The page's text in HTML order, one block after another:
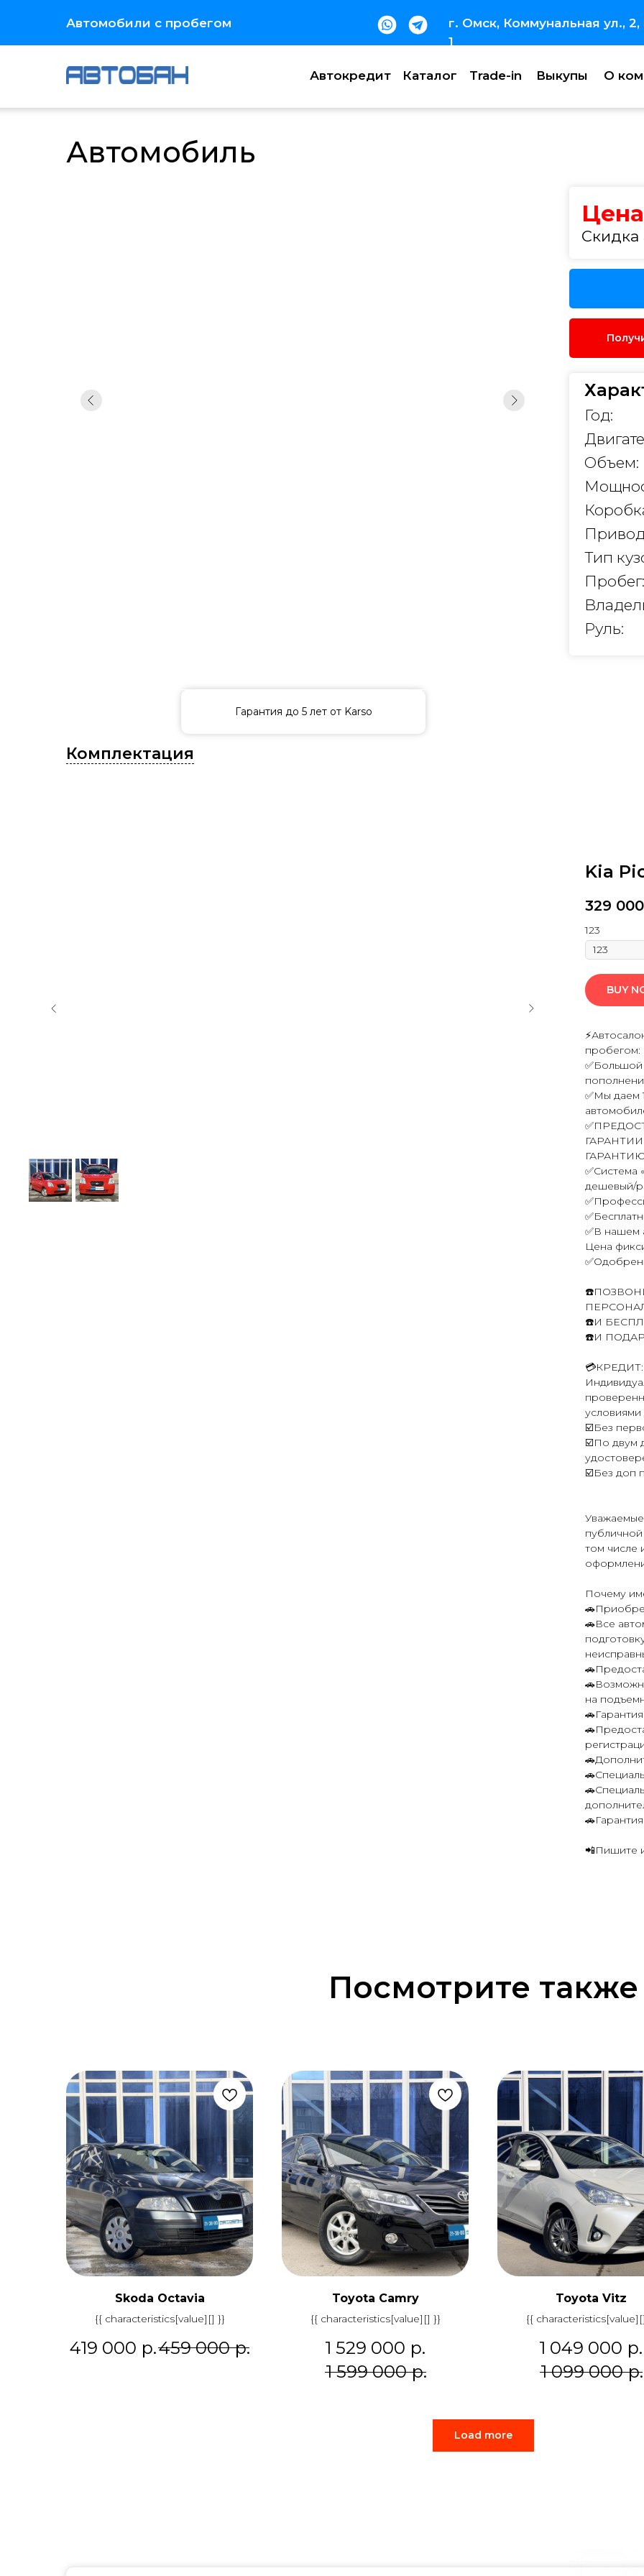
Автокредит Каталог Trade-in Выкупы О
Автомобили с пробегом
г. Омск, Коммунальная ул., 2,
1
Trade-in О компании
Автомобиль
Цена
Объем:
Тип
Пробег:
Руль:
Год:
Гарантия до 5 лет от Karso
Приди в салон и получи подарок
Скидка
Комплектация
Kia
329 000
123
BUY
пробегом:
✅Большой
✅Мы даем
✅Система
дешевый/
✅В нашем
Цена
☎️И
☎️И
💳КРЕДИТ:
условиями
☑️Без
☑️По двум
☑️Без доп
том числе
Почему
🚗Все
на
📲Пишите
Посмотрите также
Skoda Octavia
{{ characteristics[value][] }}
419 000 р.459 000 р.
Toyota Camry
{{ characteristics[value][] }}
1 529 000 р.
1 599 000 р.
Toyota Vitz
{{
1 049 000 р.
1 099 000 р.
Load more